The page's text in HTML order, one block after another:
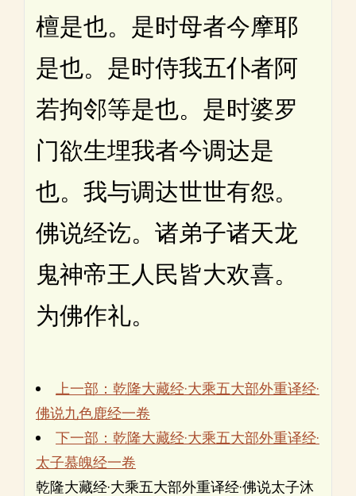
檀是也。是时母者今摩耶
是也。是时侍我五仆者阿
若拘邻等是也。是时婆罗
门欲生埋我者今调达是
也。我与调达世世有怨。
佛说经讫。诸弟子诸天龙
鬼神帝王人民皆大欢喜。
为佛作礼。
上一部：乾隆大藏经·大乘五大部外重译经·
佛说九色鹿经一卷
下一部：乾隆大藏经·大乘五大部外重译经·
太子慕魄经一卷
乾隆大藏经·大乘五大部外重译经·佛说太子沐